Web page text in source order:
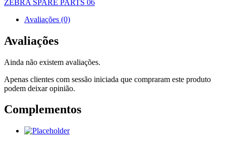
PRNT
MECH
600DPI
ZM4.
RESTRICTED
CLASS
ONLY
FOR
PARTNERS
ZEBRA SPARE PARTS 06
Avaliações (0)
Avaliações
Ainda não existem avaliações.
Apenas clientes com sessão iniciada que compraram este produto
podem deixar opinião.
Complementos